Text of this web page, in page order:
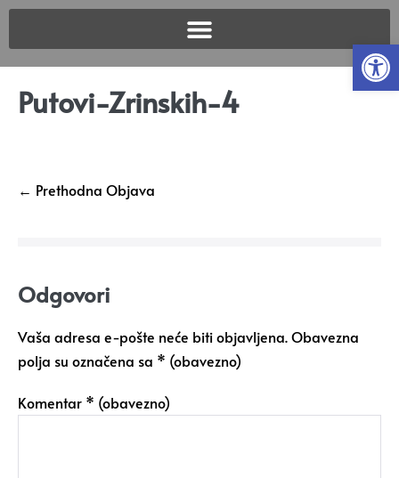
Putovi-Zrinskih-4
← Prethodna Objava
Odgovori
Vaša adresa e-pošte neće biti objavljena.Obavezna
polja su označena sa * (obavezno)
Komentar * (obavezno)